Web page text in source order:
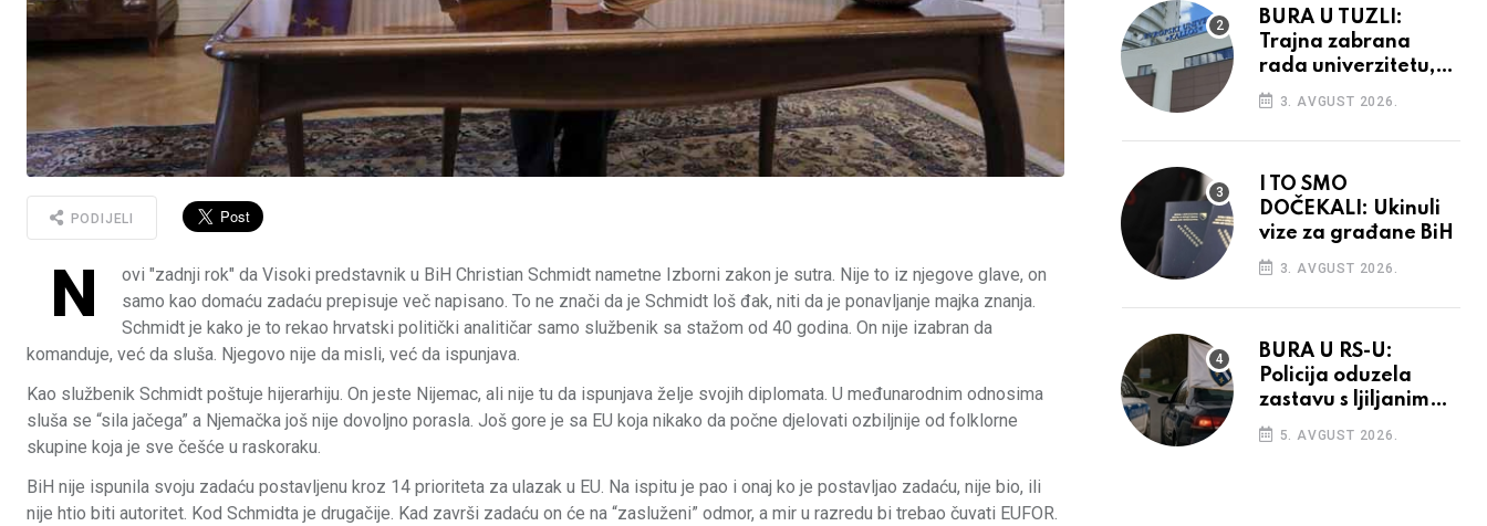
PODIJELI
N
ovi "zadnji rok" da Visoki predstavnik u BiH Christian Schmidt nametne Izborni zakon je sutra. Nije to iz njegove glave, on
samo kao domaću zadaću prepisuje več napisano. To ne znači da je Schmidt loš đak, niti da je ponavljanje majka znanja.
Schmidt je kako je to rekao hrvatski politički analitičar samo službenik sa stažom od 40 godina. On nije izabran da
komanduje, već da sluša. Njegovo nije da misli, već da ispunjava.
Kao službenik Schmidt poštuje hijerarhiju. On jeste Nijemac, ali nije tu da ispunjava želje svojih diplomata. U međunarodnim odnosima
sluša se “sila jačega” a Njemačka još nije dovoljno porasla. Još gore je sa EU koja nikako da počne djelovati ozbiljnije od folklorne
skupine koja je sve češće u raskoraku.
BiH nije ispunila svoju zadaću postavljenu kroz 14 prioriteta za ulazak u EU. Na ispitu je pao i onaj ko je postavljao zadaću, nije bio, ili
nije htio biti autoritet. Kod Schmidta je drugačije. Kad završi zadaću on će na “zasluženi” odmor, a mir u razredu bi trebao čuvati EUFOR.
BURA U TUZLI:
Trajna zabrana
rada univerzitetu,
provedba sudskih
odluka
3. AVGUST 2026.
I TO SMO
DOČEKALI: Ukinuli
vize za građane BiH
3. AVGUST 2026.
BURA U RS-U:
Policija oduzela
zastavu s ljiljanima,
uručila prekršajni
nalog
5. AVGUST 2026.